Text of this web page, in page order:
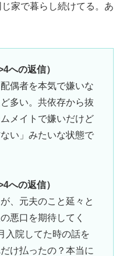
家で暮らし続けてる。あ
への返信）
偶者を本気で嫌いな
多い。共依存から抜
メイトで嫌いだけど
い」みたいな状態で
への返信）
、元夫のこと延々と
悪口を期待してく
入院してた時の話を
け払ったの？本当に